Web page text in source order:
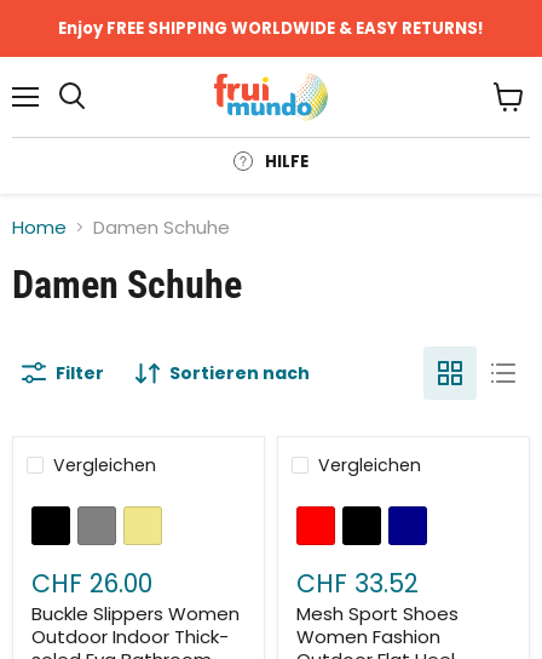
Enjoy FREE SHIPPING WORLDWIDE & EASY RETURNS!
HILFE
Home Damen Schuhe
Damen Schuhe
Filter Sortieren nach
Vergleichen
CHF 26.00
Buckle Slippers Women
Outdoor Indoor Thick-
Vergleichen
CHF 33.52
Mesh Sport Shoes
Women Fashion